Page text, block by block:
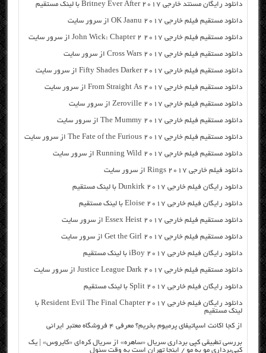
دانلود رایگان مسنتد خارجی Britney Ever After 2017 با لینک مستقیم
دانلود مستقیم فیلم خارجی OK Jaanu 2017 از سرور سایت
دانلود مستقیم فیلم خارجی John Wick: Chapter 2 2017 از سرور سایت
دانلود مستقیم فیلم خارجی Cross Wars 2017 از سرور سایت
دانلود مستقیم فیلم خارجی Fifty Shades Darker 2017 از سرور سایت
دانلود مستقیم فیلم خارجی From Straight As 2017 از سرور سایت
دانلود مستقیم فیلم خارجی Zeroville 2017 از سرور سایت
دانلود مستقیم فیلم خارجی The Mummy 2017 از سرور سایت
دانلود مستقیم فیلم خارجی The Fate of the Furious 2017 از سرور سایت
دانلود مستقیم فیلم خارجی Running Wild 2017 از سرور سایت
دانلود فیلم خارجی Rings 2017 از سرور سایت
دانلود رایگان فیلم خارجی Dunkirk 2017 با لینک مستقیم
دانلود رایگان فیلم خارجی Eloise 2017 با لینک مستقیم
دانلود مستقیم فیلم خارجی Essex Heist 2017 از سرور سایت
دانلود مستقیم فیلم خارجی Get the Girl 2017 از سرور سایت
دانلود رایگان فیلم خارجی iBoy 2017 با لینک مستقیم
دانلود مستقیم فیلم خارجی Justice League Dark 2017 از سرور سایت
دانلود رایگان فیلم خارجی Split 2017 با لینک مستقیم
دانلود رایگان فیلم خارجی Resident Evil The Final Chapter 2017 با
لینک مستقیم
از کجا اکانت اسپاتیفای پرمیوم بخریم؟ معرفی ۴ فروشگاه معتبر ایرانی
بررسی تطبیقی کپی برداری سریال «ساهره» از سریال کره‌ای «کایروس» | یک
کپی‌برداری مو به مو / اینجا تهران است به وقت سئول